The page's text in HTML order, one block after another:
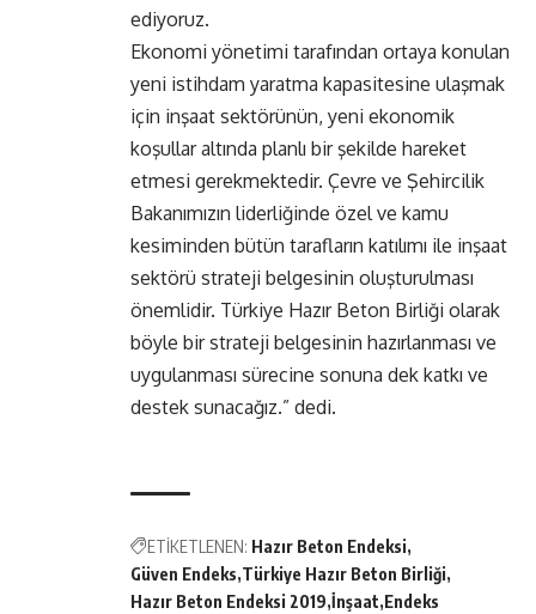
ediyoruz.
Ekonomi yönetimi tarafından ortaya konulan
yeni istihdam yaratma kapasitesine ulaşmak
için inşaat sektörünün, yeni ekonomik
koşullar altında planlı bir şekilde hareket
etmesi gerekmektedir. Çevre ve Şehircilik
Bakanımızın liderliğinde özel ve kamu
kesiminden bütün tarafların katılımı ile inşaat
sektörü strateji belgesinin oluşturulması
önemlidir. Türkiye Hazır Beton Birliği olarak
böyle bir strateji belgesinin hazırlanması ve
uygulanması sürecine sonuna dek katkı ve
destek sunacağız.” dedi.
ETİKETLENEN: Hazır Beton Endeksi
Güven Endeks Türkiye Hazır Beton Birliği
Hazır Beton Endeksi 2019 İnşaat Endeks